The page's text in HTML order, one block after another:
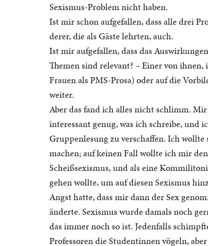
Sexismus-Problem nicht haben.
Ist mir schon aufgefallen, dass alle drei
derer, die als Gäste lehrten, auch.
Ist mir aufgefallen, dass das
Themen sind relevant? – Einer von
Frauen als PMS-Prosa) oder auf die
weiter.
Aber das fand ich alles nicht schlimm.
interessant genug, was ich schreibe, und
Gruppenlesung zu verschaffen. Ich
machen; auf keinen Fall wollte ich mir
Scheißsexismus, und als eine
gehen wollte, um auf diesen Sexismus
Angst hatte, dass mir dann der Sex
änderte. Sexismus wurde damals noch
das immer noch so ist. Jedenfalls
Professoren die Studentinnen vögeln,